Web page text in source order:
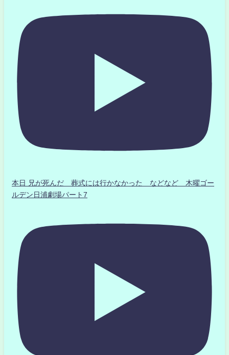
本日 兄が死んだ 葬式には行かなかった などなど 木曜ゴー
ルデン日浦劇場パート7